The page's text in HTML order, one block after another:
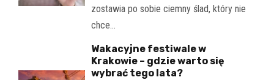
zostawia po sobie ciemny ślad, który nie
chce…
Wakacyjne festiwale w
Krakowie – gdzie warto się
wybrać tego lata?